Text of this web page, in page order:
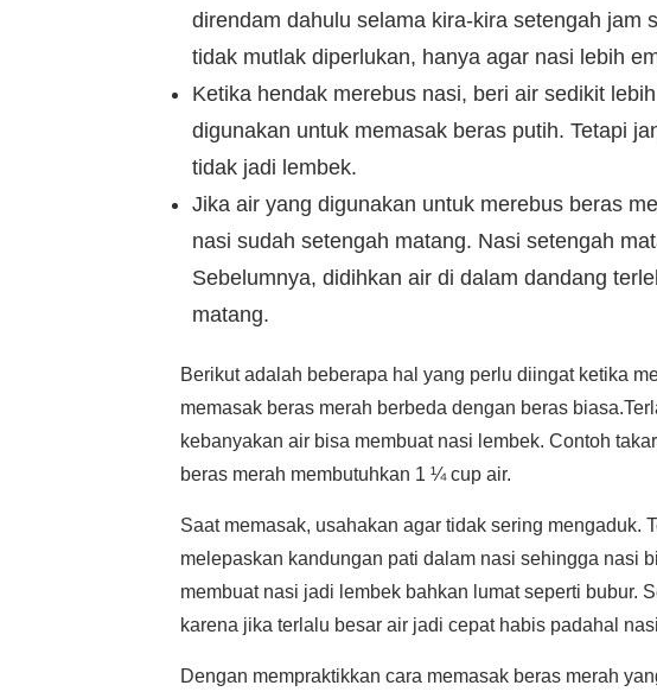
direndam dahulu selama kira-kira setengah jam
tidak mutlak diperlukan, hanya agar nasi lebih
Ketika hendak merebus nasi, beri air sedikit
digunakan untuk memasak beras putih. Tetapi
tidak jadi lembek.
Jika air yang digunakan untuk merebus beras
nasi sudah setengah matang. Nasi setengah
Sebelumnya, didihkan air di dalam dandang
matang.
Berikut adalah beberapa hal yang perlu diingat ketika
memasak beras merah berbeda dengan beras
kebanyakan air bisa membuat nasi lembek. Contoh
beras merah membutuhkan 1 ¼ cup air.
Saat memasak, usahakan agar tidak sering mengaduk.
melepaskan kandungan pati dalam nasi sehingga nasi
membuat nasi jadi lembek bahkan lumat seperti bubur.
karena jika terlalu besar air jadi cepat habis padahal
Dengan mempraktikkan cara memasak beras merah